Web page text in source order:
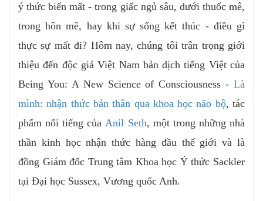
ý thức biến mất - trong giấc ngủ sâu, dưới thuốc mê,
trong hôn mê, hay khi sự sống kết thúc - điều gì
thực sự mất đi? Hôm nay, chúng tôi trân trọng giới
thiệu đến độc giả Việt Nam bản dịch tiếng Việt của
Being You: A New Science of Consciousness - Là
mình: nhận thức bản thân qua khoa học não bộ, tác
phẩm nổi tiếng củaAnil Seth, một trong những nhà
thần kinh học nhận thức hàng đầu thế giới và là
đồng Giám đốc Trung tâm Khoa học Ý thức Sackler
tại Đại học Sussex, Vương quốc Anh.